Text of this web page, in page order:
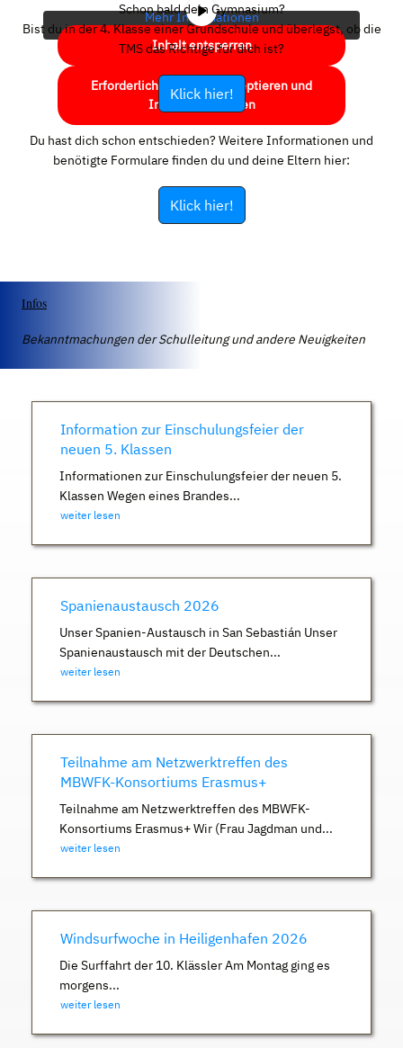
Mehr Informationen
Inhalt entsperren
Erforderlichen Service akzeptieren und
Inhalte entsperren
Schon bald dein Gymnasium?
Bist du in der 4. Klasse einer Grundschule und überlegst, ob die
TMS das Richtige für dich ist?
Klick hier!
Du hast dich schon entschieden? Weitere Informationen und
benötigte Formulare finden du und deine Eltern hier:
Klick hier!
Infos
Bekanntmachungen der Schulleitung und andere Neuigkeiten
Information zur Einschulungsfeier der
neuen 5. Klassen
Informationen zur Einschulungsfeier der neuen 5.
Klassen Wegen eines Brandes...
weiter lesen
Spanienaustausch 2026
Unser Spanien-Austausch in San Sebastián Unser
Spanienaustausch mit der Deutschen...
weiter lesen
Teilnahme am Netzwerktreffen des
MBWFK-Konsortiums Erasmus+
Teilnahme am Netzwerktreffen des MBWFK-
Konsortiums Erasmus+ Wir (Frau Jagdman und...
weiter lesen
Windsurfwoche in Heiligenhafen 2026
Die Surffahrt der 10. Klässler Am Montag ging es
morgens...
weiter lesen